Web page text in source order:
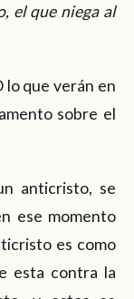
el que niega al
lo que verán en
sobre el
anticristo, se
ese momento
es como
esta contra la